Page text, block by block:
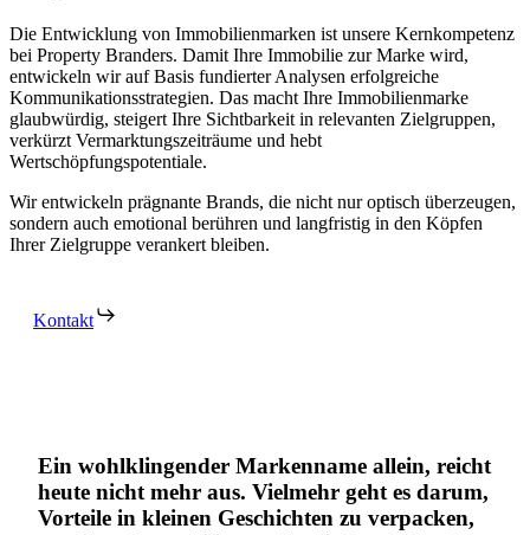
Die Entwicklung von Immobilienmarken ist unsere Kernkompetenz
bei Property Branders. Damit Ihre Immobilie zur Marke wird,
entwickeln wir auf Basis fundierter Analysen erfolgreiche
Kommunikationsstrategien. Das macht Ihre Immobilienmarke
glaubwürdig, steigert Ihre Sichtbarkeit in relevanten Zielgruppen,
verkürzt Vermarktungszeiträume und hebt
Wertschöpfungspotentiale.
Wir entwickeln prägnante Brands, die nicht nur optisch überzeugen,
sondern auch emotional berühren und langfristig in den Köpfen
Ihrer Zielgruppe verankert bleiben.
Kontakt
Ein wohlklingender Markenname allein, reicht
heute nicht mehr aus. Vielmehr geht es darum,
Vorteile in kleinen Geschichten zu verpacken,